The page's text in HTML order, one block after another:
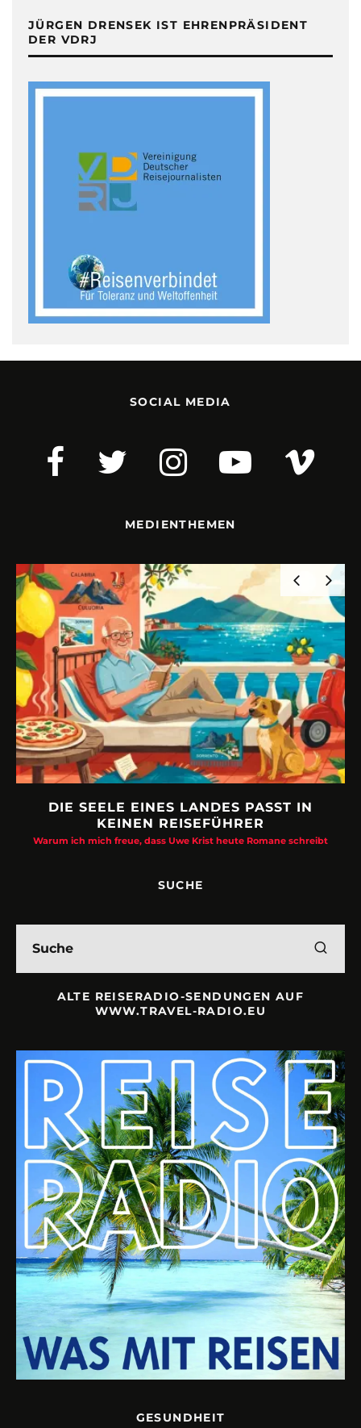
JÜRGEN DRENSEK IST EHRENPRÄSIDENT
DER VDRJ
SOCIAL MEDIA
MEDIENTHEMEN
DIE SEELE EINES LANDES PASST IN
KEINEN REISEFÜHRER
Warum ich mich freue, dass Uwe Krist heute Romane schreibt
SUCHE
ALTE REISERADIO-SENDUNGEN AUF
WWW.TRAVEL-RADIO.EU
GESUNDHEIT